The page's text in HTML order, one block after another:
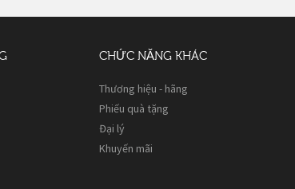
CHỨC NĂNG KHÁC
Thương hiệu - hãng
Phiếu quà tặng
Đại lý
Khuyến mãi